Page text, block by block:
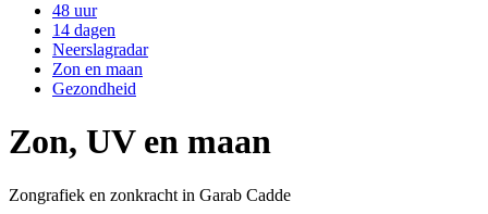
48 uur
14 dagen
Neerslagradar
Zon en maan
Gezondheid
Zon, UV en maan
Zongrafiek en zonkracht in Garab Cadde